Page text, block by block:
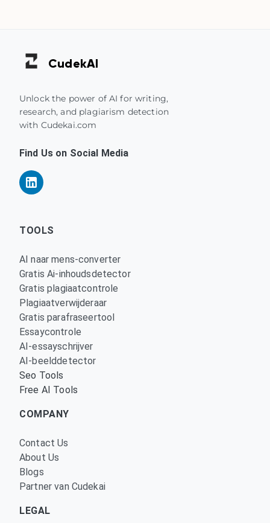
CudekAI
Unlock the power of AI for writing,
research, and plagiarism detection
with Cudekai.com
Find Us on Social Media
TOOLS
AI naar mens-converter
Gratis Ai-inhoudsdetector
Gratis plagiaatcontrole
Plagiaatverwijderaar
Gratis parafraseertool
Essaycontrole
AI-essayschrijver
AI-beelddetector
Seo Tools
Free AI Tools
COMPANY
Contact Us
About Us
Blogs
Partner van Cudekai
LEGAL